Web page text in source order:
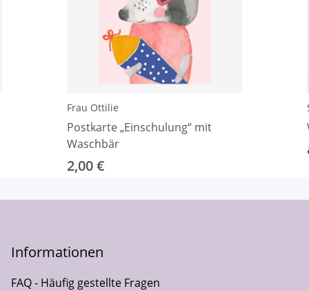
Frau Ottilie
Postkarte „Einschulung“ mit
Waschbär
2,00 €
Informationen
FAQ - Häufig gestellte Fragen